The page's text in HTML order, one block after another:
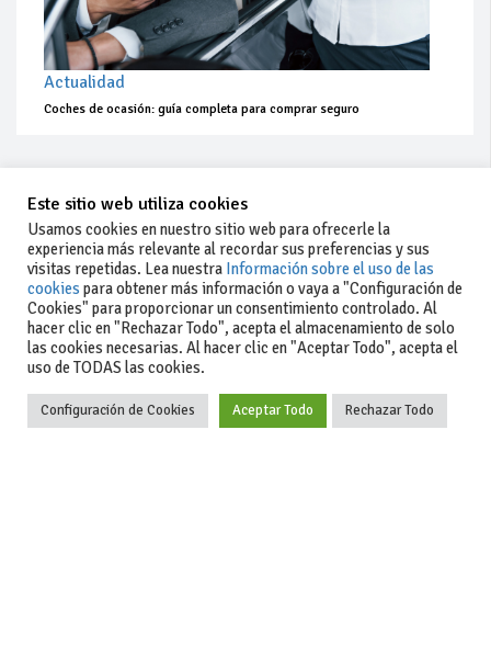
Actualidad
Coches de ocasión: guía completa para comprar seguro
Este sitio web utiliza cookies
Usamos cookies en nuestro sitio web para ofrecerle la
experiencia más relevante al recordar sus preferencias y sus
visitas repetidas. Lea nuestra Información sobre el uso de las
cookies para obtener más información o vaya a "Configuración de
Cookies" para proporcionar un consentimiento controlado. Al
hacer clic en "Rechazar Todo", acepta el almacenamiento de solo
las cookies necesarias. Al hacer clic en "Aceptar Todo", acepta el
uso de TODAS las cookies.
Configuración de Cookies Aceptar Todo Rechazar Todo